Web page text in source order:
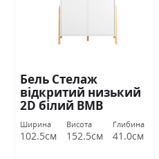
Бель Стелаж
відкритий низький
2D білий ВМВ
Холдинг
Ширина
102.5см
Висота
152.5см
Глибина
41.0см